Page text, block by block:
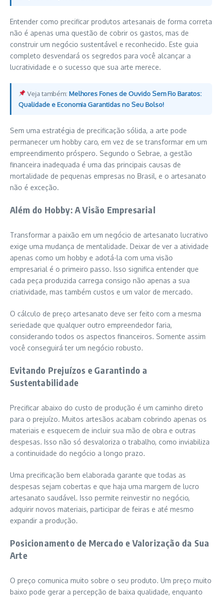
Entender como precificar produtos artesanais de forma correta
não é apenas uma questão de cobrir os gastos, mas de
construir um negócio sustentável e reconhecido. Este guia
completo desvendará os segredos para você alcançar a
lucratividade e o sucesso que sua arte merece.
Veja também:Melhores Fones de Ouvido Sem Fio Baratos:
Qualidade e Economia Garantidas no Seu Bolso!
Sem uma estratégia de precificação sólida, a arte pode
permanecer um hobby caro, em vez de se transformar em um
empreendimento próspero. Segundo o Sebrae, a gestão
financeira inadequada é uma das principais causas de
mortalidade de pequenas empresas no Brasil, e o artesanato
não é exceção.
Além do Hobby: A Visão Empresarial
Transformar a paixão em um negócio de artesanato lucrativo
exige uma mudança de mentalidade. Deixar de ver a atividade
apenas como um hobby e adotá-la com uma visão
empresarial é o primeiro passo. Isso significa entender que
cada peça produzida carrega consigo não apenas a sua
criatividade, mas também custos e um valor de mercado.
O cálculo de preço artesanato deve ser feito com a mesma
seriedade que qualquer outro empreendedor faria,
considerando todos os aspectos financeiros. Somente assim
você conseguirá ter um negócio robusto.
Evitando Prejuízos e Garantindo a
Sustentabilidade
Precificar abaixo do custo de produção é um caminho direto
para o prejuízo. Muitos artesãos acabam cobrindo apenas os
materiais e esquecem de incluir sua mão de obra e outras
despesas. Isso não só desvaloriza o trabalho, como inviabiliza
a continuidade do negócio a longo prazo.
Uma precificação bem elaborada garante que todas as
despesas sejam cobertas e que haja uma margem de lucro
artesanato saudável. Isso permite reinvestir no negócio,
adquirir novos materiais, participar de feiras e até mesmo
expandir a produção.
Posicionamento de Mercado e Valorização da Sua
Arte
O preço comunica muito sobre o seu produto. Um preço muito
baixo pode gerar a percepção de baixa qualidade, enquanto